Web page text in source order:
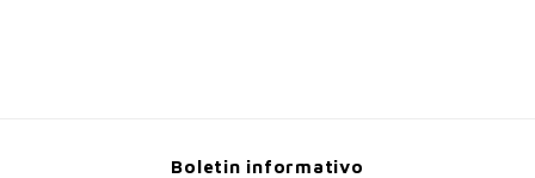
Boletin informativo